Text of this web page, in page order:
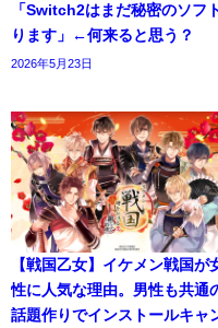
「Switch2はまだ秘密のソフ
ります」←何来ると思う？
2026年5月23日
【戦国乙女】イケメン戦国が
性に人気な理由。男性も共通
話題作りでインストールキャ